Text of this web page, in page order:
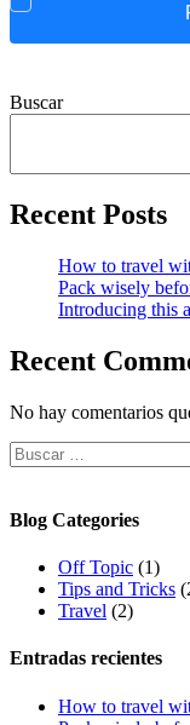
Buscar
Recent Posts
How to travel
Pack wisely
Introducing this
Recent
No hay comentarios
Blog Categories
Off Topic (1)
Tips and Tricks
Travel (2)
Entradas recientes
How to travel